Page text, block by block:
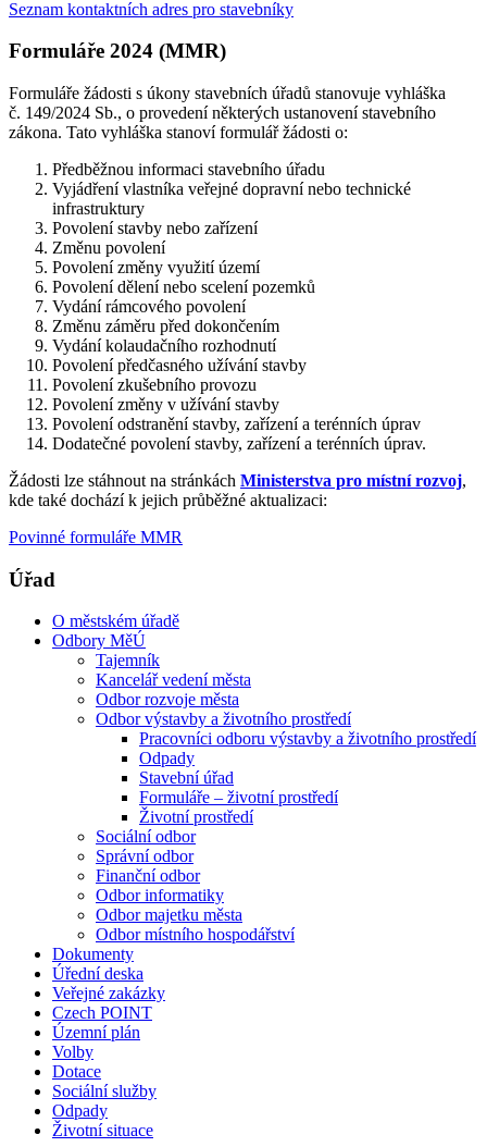
Seznam kontaktních adres pro stavebníky
Formuláře 2024 (MMR)
Formuláře žádosti s úkony stavebních úřadů stanovuje vyhláška
č. 149/2024 Sb., o provedení některých ustanovení stavebního
zákona. Tato vyhláška stanoví formulář žádosti o:
Předběžnou informaci stavebního úřadu
Vyjádření vlastníka veřejné dopravní nebo technické
infrastruktury
Povolení stavby nebo zařízení
Změnu povolení
Povolení změny využití území
Povolení dělení nebo scelení pozemků
Vydání rámcového povolení
Změnu záměru před dokončením
Vydání kolaudačního rozhodnutí
Povolení předčasného užívání stavby
Povolení zkušebního provozu
Povolení změny v užívání stavby
Povolení odstranění stavby, zařízení a terénních úprav
Dodatečné povolení stavby, zařízení a terénních úprav.
Žádosti lze stáhnout na stránkách Ministerstva pro místní rozvoj,
kde také dochází k jejich průběžné aktualizaci:
Povinné formuláře MMR
Úřad
O městském úřadě
Odbory MěÚ
Tajemník
Kancelář vedení města
Odbor rozvoje města
Odbor výstavby a životního prostředí
Pracovníci odboru výstavby a životního prostředí
Odpady
Stavební úřad
Formuláře – životní prostředí
Životní prostředí
Sociální odbor
Správní odbor
Finanční odbor
Odbor informatiky
Odbor majetku města
Odbor místního hospodářství
Dokumenty
Úřední deska
Veřejné zakázky
Czech POINT
Územní plán
Volby
Dotace
Sociální služby
Odpady
Životní situace